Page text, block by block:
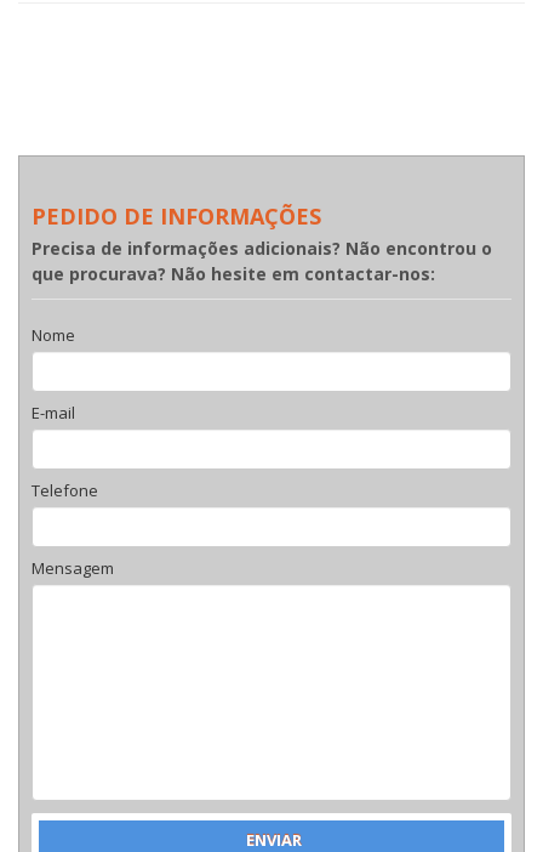
PEDIDO DE INFORMAÇÕES
Precisa de informações adicionais? Não encontrou o
que procurava? Não hesite em contactar-nos:
Nome
E-mail
Telefone
Mensagem